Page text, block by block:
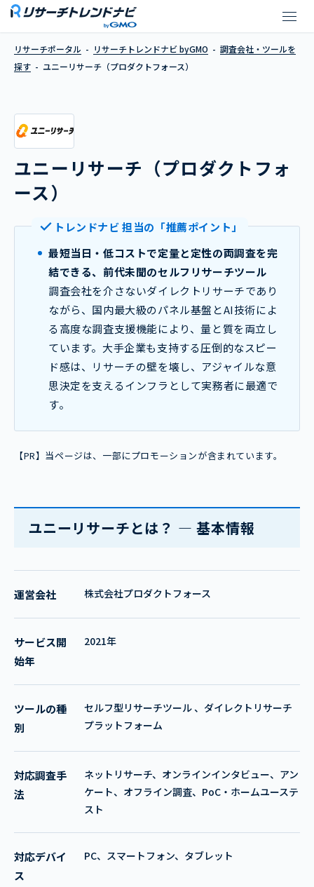
ユニーリサーチ（プロダクトフ
リサーチポータル リサーチトレンドナビ byGMO
調査会社・ツールを
探す
ユニーリサーチ（プロダクトフォース）
ユニーリサーチ（プロダクトフォ
ース）
トレンドナビ 担当の「推薦ポイント」
最短当日・低コストで定量と定性の両調査を完
結できる、前代未聞のセルフリサーチツール
調査会社を介さないダイレクトリサーチであり
ながら、国内最大級のパネル基盤とAI技術によ
る高度な調査支援機能により、量と質を両立し
ています。大手企業も支持する圧倒的なスピー
ド感は、リサーチの壁を壊し、アジャイルな意
思決定を支えるインフラとして実務者に最適で
す。
【PR】当ページは、一部にプロモーションが含まれています。
ユニーリサーチとは？ ― 基本情報
運営会社 株式会社プロダクトフォース
サービス開
始年
2021年
ツールの種
別
セルフ型リサーチツール 、ダイレクトリサーチ
プラットフォーム
対応調査手
法
ネットリサーチ、オンラインインタビュー、アン
ケート、オフライン調査、PoC・ホームユーステ
スト
対応デバイ
ス
PC、スマートフォン、タブレット